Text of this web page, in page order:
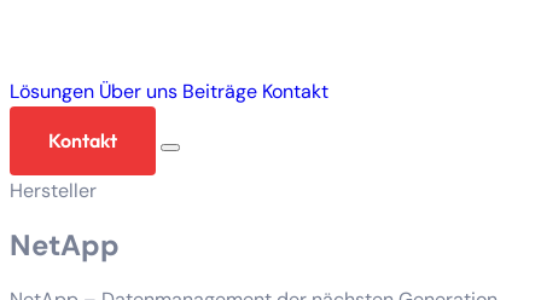
Lösungen Über uns Beiträge Kontakt
Kontakt
Hersteller
NetApp